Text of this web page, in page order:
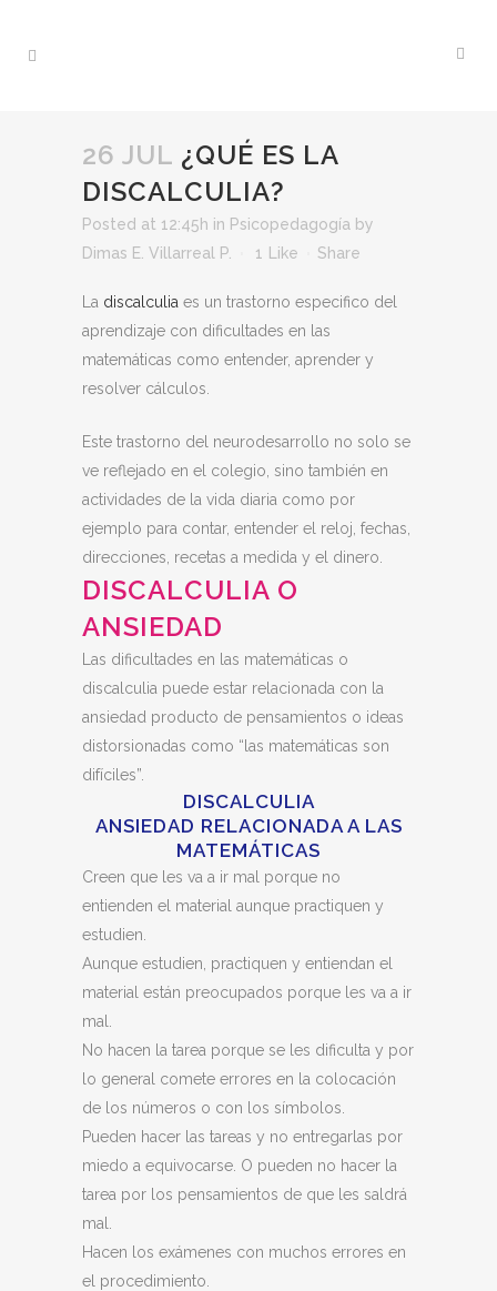
26 JUL ¿QUÉ ES LA
DISCALCULIA?
Posted at 12:45h in Psicopedagogía by
Dimas E. Villarreal P.
1 Like Share
La discalculia es un trastorno especifico del
aprendizaje con dificultades en las
matemáticas como entender, aprender y
resolver cálculos.
Este trastorno del neurodesarrollo no solo se
ve reflejado en el colegio, sino también en
actividades de la vida diaria como por
ejemplo para contar, entender el reloj, fechas,
direcciones, recetas a medida y el dinero.
DISCALCULIA O
ANSIEDAD
Las dificultades en las matemáticas o
discalculia puede estar relacionada con la
ansiedad producto de pensamientos o ideas
distorsionadas como “las matemáticas son
difíciles”.
DISCALCULIA
ANSIEDAD RELACIONADA A LAS
MATEMÁTICAS
Creen que les va a ir mal porque no
entienden el material aunque practiquen y
estudien.
Aunque estudien, practiquen y entiendan el
material están preocupados porque les va a ir
mal.
No hacen la tarea porque se les dificulta y por
lo general comete errores en la colocación
de los números o con los símbolos.
Pueden hacer las tareas y no entregarlas por
miedo a equivocarse. O pueden no hacer la
tarea por los pensamientos de que les saldrá
mal.
Hacen los exámenes con muchos errores en
el procedimiento.